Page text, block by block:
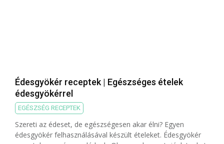
Édesgyökér receptek | Egészséges ételek
édesgyökérrel
EGÉSZSÉG RECEPTEK
Szereti az édeset, de egészségesen akar élni? Egyen
édesgyökér felhasználásával készült ételeket. Édesgyökér